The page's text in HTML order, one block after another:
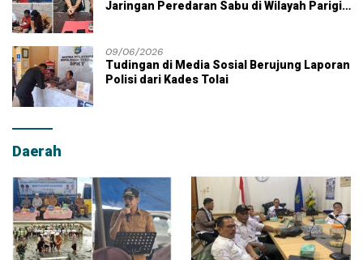
Jaringan Peredaran Sabu di Wilayah Parigi
09/06/2026
Tudingan di Media Sosial Berujung Laporan
Polisi dari Kades Tolai
Daerah